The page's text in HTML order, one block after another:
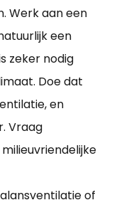
Werk aan een
een
zeker nodig
Doe dat
en
Vraag
of